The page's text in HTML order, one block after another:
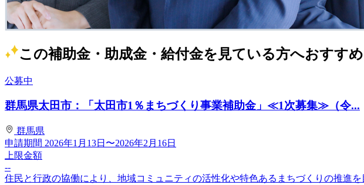
この補助金・助成金・給付金を見ている方へおすすめ
公募中
群馬県太田市：「太田市1％まちづくり事業補助金」≪1次募集≫（令...
群馬県
申請期間 2026年1月13日〜2026年2月16日
上限金額
--
住民と行政の協働により、地域コミュニティの活性化や特色あるまちづくりの推進